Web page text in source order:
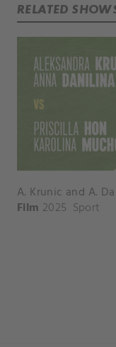
RELATED
Film 2025 Sport